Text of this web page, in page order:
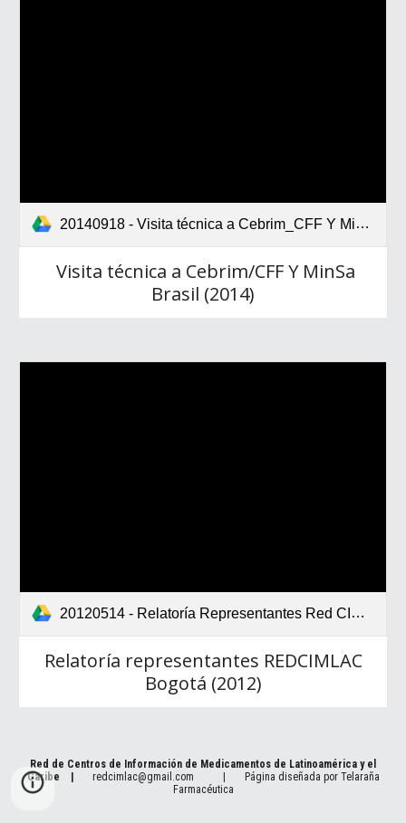
20140918 - Visita técnica a Cebrim_CFF Y MinSa Brasil.pdf
Visita técnica a Cebrim/CFF Y MinSa
Brasil (2014)
20120514 - Relatoría Representantes Red CIMLAC.pdf
Relatoría representantes REDCIMLAC
Bogotá (2012)
Red de Centros de Información de Medicamentos de Latinoamérica y el
Caribe
redcimlac@gmail.com Página diseñada porTelaraña
Farmacéutica